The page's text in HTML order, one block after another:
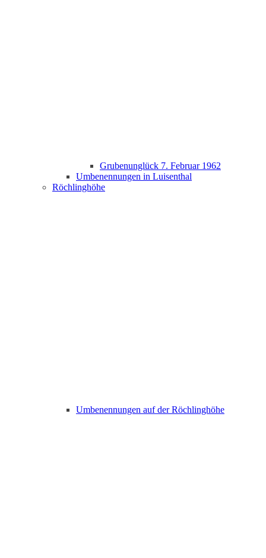
Grubenunglück 7. Februar 1962
Umbenennungen in Luisenthal
Röchlinghöhe
Umbenennungen auf der Röchlinghöhe